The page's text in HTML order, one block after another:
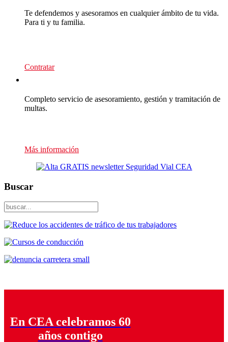
Te defendemos y asesoramos en cualquier ámbito de tu vida.
Para ti y tu familia.
Contratar
Completo servicio de asesoramiento, gestión y tramitación de
multas.
Más información
Buscar
En CEA celebramos 60
años contigo